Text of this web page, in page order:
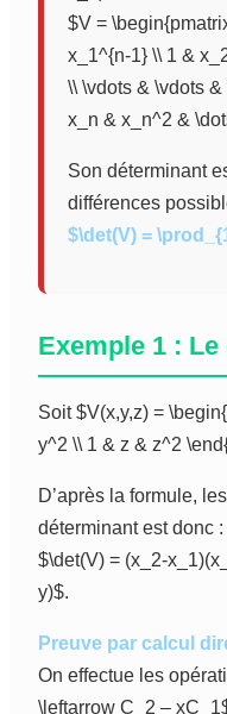
$V =
x_1^{n-1} \\ 1 &
\\ \vdots & \vdots
x_n & x_n^2 &
Son déterminant
différences
$\det(V) =
Exemple 1 : Le
Soit $V(x,y,z) =
y^2 \\ 1 & z & z^2
D’après la formule,
déterminant est donc :
$\det(V) = (x_2-
y)$.
Preuve par calcul
On effectue les
\leftarrow C_2 –